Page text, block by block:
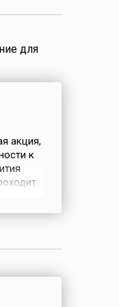
день
в
что с
для
акция,
к